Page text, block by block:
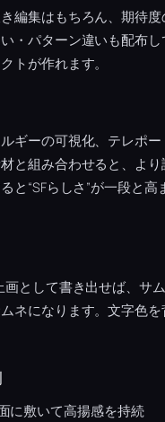
編集はもちろん、期待
・パターン違いも配布
トが作れます。
ギーの可視化、テレポ
と組み合わせると、よ
と“SFらしさ”が一段と
として書き出せば、
ネになります。文字色
に敷いて高揚感を持続